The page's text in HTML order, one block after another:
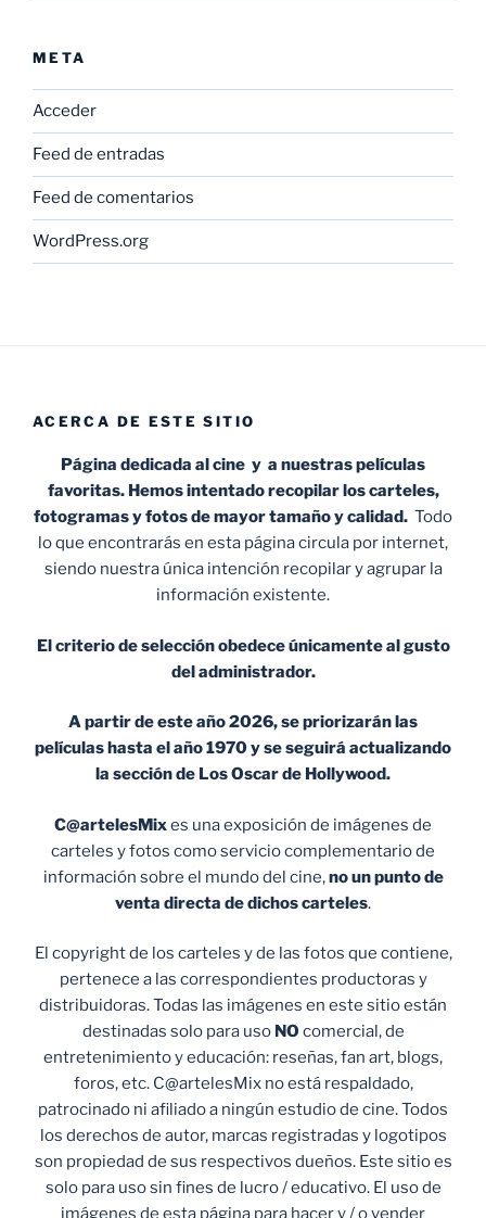
META
Acceder
Feed de entradas
Feed de comentarios
WordPress.org
ACERCA DE ESTE SITIO
Página dedicada al cine y a nuestras películas
favoritas. Hemos intentado recopilar los carteles,
fotogramas y fotos de mayor tamaño y calidad. Todo
lo que encontrarás en esta página circula por internet,
siendo nuestra única intención recopilar y agrupar la
información existente.
El criterio de selección obedece únicamente al gusto
del administrador.
A partir de este año 2026, se priorizarán las
películas hasta el año 1970 y se seguirá actualizando
la sección de Los Oscar de Hollywood.
C@artelesMixes una exposición de imágenes de
carteles y fotos como servicio complementario de
información sobre el mundo del cine,no un punto de
venta directa de dichos carteles.
El copyright de los carteles y de las fotos que contiene,
pertenece a las correspondientes productoras y
distribuidoras. Todas las imágenes en este sitio están
destinadas solo para uso NO comercial, de
entretenimiento y educación: reseñas, fan art, blogs,
foros, etc. C@artelesMix no está respaldado,
patrocinado ni afiliado a ningún estudio de cine. Todos
los derechos de autor, marcas registradas y logotipos
son propiedad de sus respectivos dueños. Este sitio es
solo para uso sin fines de lucro / educativo. El uso de
imágenes de esta página para hacer y / o vender